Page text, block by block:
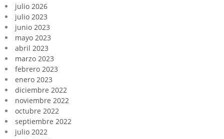
julio 2026
julio 2023
junio 2023
mayo 2023
abril 2023
marzo 2023
febrero 2023
enero 2023
diciembre 2022
noviembre 2022
octubre 2022
septiembre 2022
julio 2022